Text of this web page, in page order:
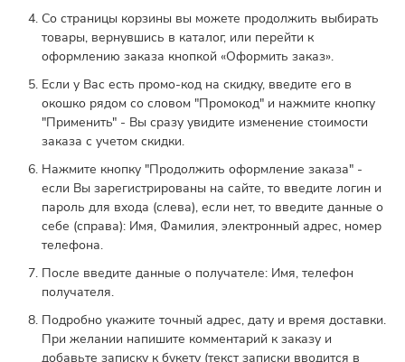
Со страницы корзины вы можете продолжить выбирать
товары, вернувшись в каталог, или перейти к
оформлению заказа кнопкой «Оформить заказ».
Если у Вас есть промо-код на скидку, введите его в
окошко рядом со словом "Промокод" и нажмите кнопку
"Применить" - Вы сразу увидите изменение стоимости
заказа с учетом скидки.
Нажмите кнопку "Продолжить оформление заказа" -
если Вы зарегистрированы на сайте, то введите логин и
пароль для входа (слева), если нет, то введите данные о
себе (справа): Имя, Фамилия, электронный адрес, номер
телефона.
После введите данные о получателе: Имя, телефон
получателя.
Подробно укажите точный адрес, дату и время доставки.
При желании напишите комментарий к заказу и
добавьте записку к букету (текст записки вводится в